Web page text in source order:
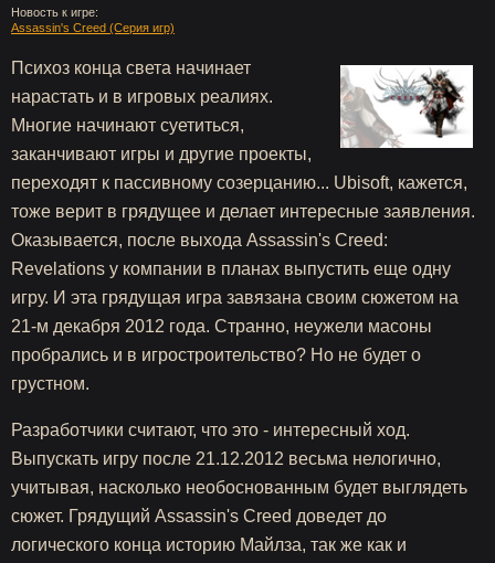
Новость к игре:
Assassin's Creed (Серия игр)
Психоз конца света начинает
нарастать и в игровых реалиях.
Многие начинают суетиться,
заканчивают игры и другие проекты,
переходят к пассивному созерцанию... Ubisoft, кажется,
тоже верит в грядущее и делает интересные заявления.
Оказывается, после выхода Assassin's Creed:
Revelations у компании в планах выпустить еще одну
игру. И эта грядущая игра завязана своим сюжетом на
21-м декабря 2012 года. Странно, неужели масоны
пробрались и в игростроительство? Но не будет о
грустном.
Разработчики считают, что это - интересный ход.
Выпускать игру после 21.12.2012 весьма нелогично,
учитывая, насколько необоснованным будет выглядеть
сюжет. Грядущий Assassin's Creed доведет до
логического конца историю Майлза, так же как и